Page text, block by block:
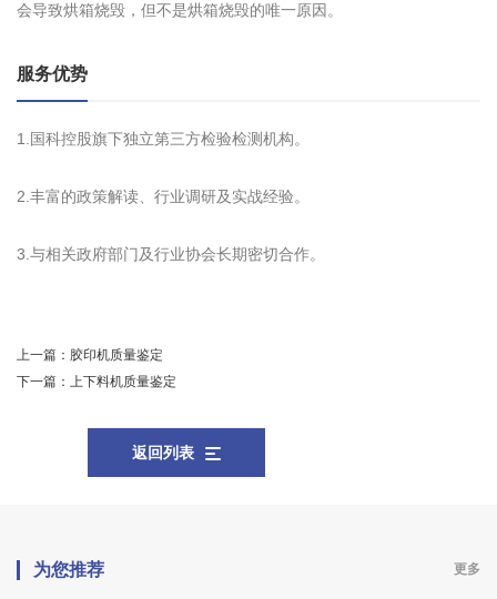
会导致烘箱烧毁，但不是烘箱烧毁的唯一原因。
服务优势
1.国科控股旗下独立第三方检验检测机构。
2.丰富的政策解读、行业调研及实战经验。
3.与相关政府部门及行业协会长期密切合作。
上一篇： 胶印机质量鉴定
下一篇： 上下料机质量鉴定
返回列表
为您推荐 更多